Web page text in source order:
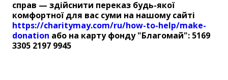
справ — здійснити переказ будь-якої
комфортної для вас суми на нашому сайті
https://charitymay.com/ru/how-to-help/make-
donation або на карту фонду "Благомай": 5169
3305 2197 9945